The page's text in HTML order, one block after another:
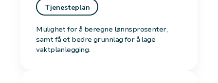
Tjenesteplan
Mulighet for å beregne lønnsprosenter,
samt få et bedre grunnlag for å lage
vaktplanlegging.